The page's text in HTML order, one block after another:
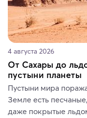
4 августа 2026
От Сахары до
пустыни планеты
Пустыни мира
Земле есть
даже покрытые